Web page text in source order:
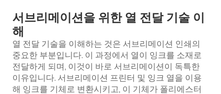
서브리메이션을 위한 열 전달 기술 이
해
열 전달 기술을 이해하는 것은 서브리메이션 인쇄의
중요한 부분입니다. 이 과정에서 열이 잉크를 소재로
전달하게 되며, 이것이 바로 서브리메이션이 독특한
이유입니다. 서브리메이션 프린터 및 잉크 열을 이용
해 잉크를 기체로 변환시키고, 이 기체가 폴리에스터